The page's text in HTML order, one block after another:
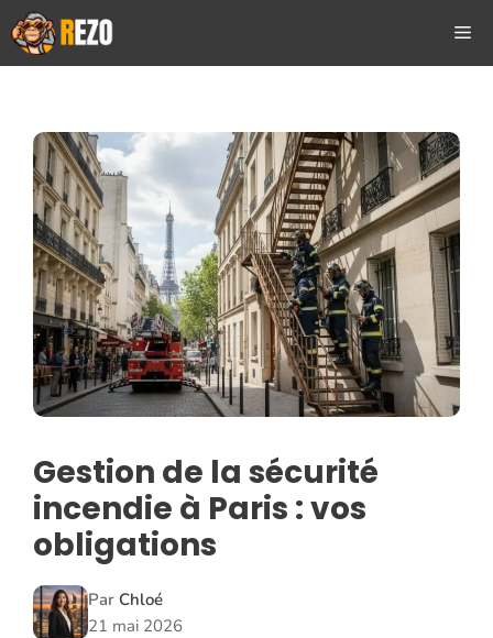
Aller
au
contenu
Gestion de la sécurité
incendie à Paris : vos
obligations
Par Chloé
21 mai 2026